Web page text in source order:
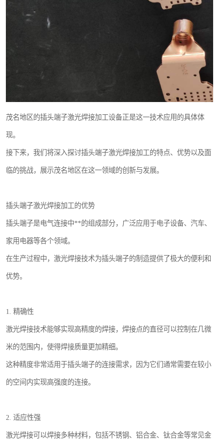
茂名地区的插头端子激光焊接加工设备正是这一技术应用的具体体
现。
接下来，我们将深入探讨插头端子激光焊接加工的特点、优势以及面
临的挑战，展示茂名地区在这一领域的创新与发展。
插头端子激光焊接加工的优势
插头端子是电气连接中**的组成部分，广泛应用于电子设备、汽车、
家用电器等各个领域。
在生产过程中，激光焊接技术为插头端子的制造提供了极大的便利和
优势。
1. 精确性
激光焊接技术能够实现高精度的焊接，焊接点的直径可以控制在几微
米的范围内，使得焊接质量更加精细。
这种精度非常适用于插头端子的连接需求，因为它们通常需要在较小
的空间内实现高强度的连接。
2. 适应性强
激光焊接可以焊接多种材料，包括不锈钢、铝合金、钛合金等常见金